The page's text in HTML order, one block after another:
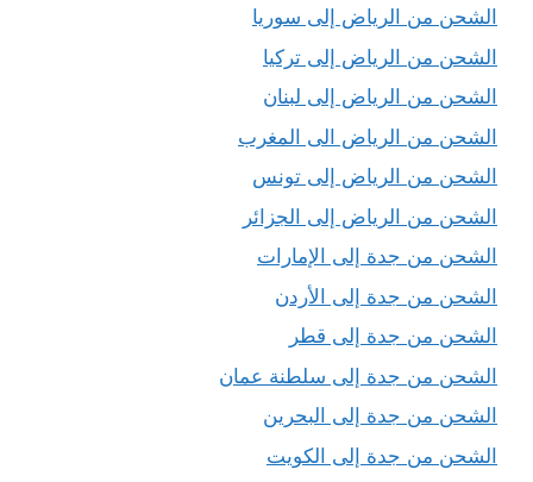
الشحن من الرياض إلى سوريا
الشحن من الرياض إلى تركيا
الشحن من الرياض إلى لبنان
الشحن من الرياض الى المغرب
الشحن من الرياض إلى تونس
الشحن من الرياض إلى الجزائر
الشحن من جدة إلى الإمارات
الشحن من جدة إلى الأردن
الشحن من جدة إلى قطر
الشحن من جدة إلى سلطنة عمان
الشحن من جدة إلى البحرين
الشحن من جدة إلى الكويت